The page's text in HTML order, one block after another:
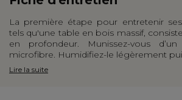
La première étape pour entretenir
tels qu'une table en bois massif,
en profondeur. Munissez-vous
microfibre. Humidifiez-le légèrement
Lire la suite